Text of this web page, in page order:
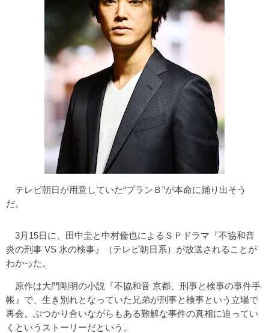
テレビ朝日が用意していた“プランＢ”が本命に踊り出そう
だ。
3月15日に、田中圭と中村倫也によるＳＰドラマ『不協和音
炎の刑事 VS 氷の検事』（テレビ朝日系）が放送されることが
わかった。
原作は大門剛明の小説『不協和音 京都、刑事と検事の事件手
帳』で、生き別れとなっていた兄弟が刑事と検事という立場で
再会。ぶつかり合いながらもある難解な事件の真相に迫ってい
くというストーリーだという。